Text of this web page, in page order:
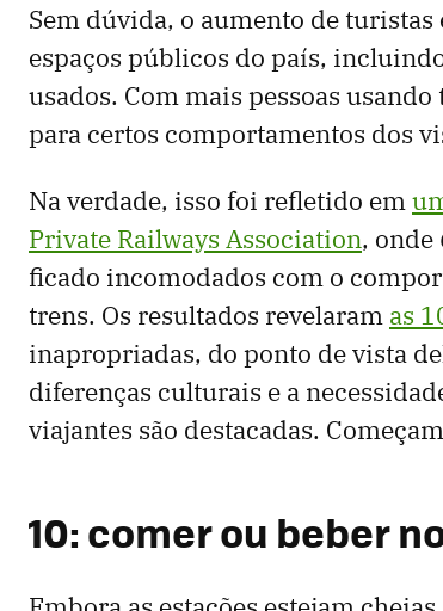
Sem dúvida, o aumento de
espaços públicos do país,
usados. Com mais pessoas
para certos comportamentos dos
Na verdade, isso foi refletido em
Private Railways Association,
ficado incomodados com o
trens. Os resultados revelaram as
inapropriadas, do ponto de vista
diferenças culturais e a
viajantes são destacadas.
10: comer ou beber